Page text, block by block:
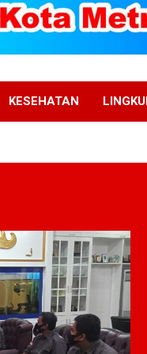
KESEHATAN